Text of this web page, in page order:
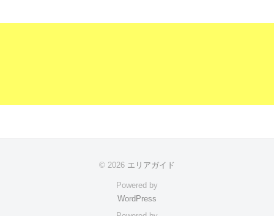
© 2026 エリアガイド
Powered by
WordPress